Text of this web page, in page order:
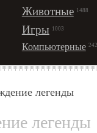
Животные 1488
Игры 1003
Компьютерные 242
легенды
легенды